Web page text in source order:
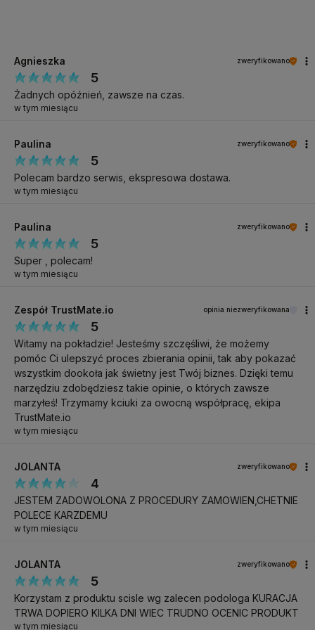
Przeznaczony do pracy zarówno z szablonem, jak i tipsem
Przeznaczenie:
Krótkie, długie i bardzo długie przedłużenia
Uzupełnianie żelu
Utwardzanie naturalnej płytki
Budowa szkieletu przy przedłużaniu
Lampa EXCELLENT PRO MASTER POWER 54W (365nm +
405nm): 60 sekund
Inne lampy UV/LED (365nm + 405nm) lub LED (405nm):
Lampy UV (365nm): 120 sekund
Specyfikacja techniczna:
Twardość: wysoka
Poziom krycia: 0% (transparentny)
Konsystencja: gęsta
Szybkość poziomowania: średnia
Pojemność: 50 g Pełny skład (INCI):
INGREDIENTS: BIS-HEMA POLYNEOPENTYL GLYCOL
ADIPATE/IPDI COPOLYMER, BIS-HEA POLY(1,4-
BUTANEDIOL)-9/IPDI COPOLYMER, TRIMETHYLOLPROPANE
ADIPATE/IPDI COPOLYMER, HEXANEDIOL DIMETHARCYLATE,
HYDROXYCYCLOHEXYL PHENYL KETONE, SILICA DIMETHYL
SILYLATE, ETHYL PHENYL(2,4,6-
TRIMETHYLBENZOYL)PHOSPHINATE, BENZOYL ISOPROPANOL,
Agnieszka zweryfikowano
5
Żadnych opóźnień, zawsze na czas.
w tym miesiącu
Paulina zweryfikowano
5
Polecam bardzo serwis, ekspresowa dostawa.
w tym miesiącu
Paulina zweryfikowano
5
Super , polecam!
w tym miesiącu
Zespół TrustMate.io opinia niezweryfikowana
5
Witamy na pokładzie! Jesteśmy szczęśliwi, że możemy
pomóc Ci ulepszyć proces zbierania opinii, tak aby pokazać
wszystkim dookoła jak świetny jest Twój biznes. Dzięki temu
narzędziu zdobędziesz takie opinie, o których zawsze
marzyłeś! Trzymamy kciuki za owocną współpracę, ekipa
TrustMate.io
w tym miesiącu
JOLANTA zweryfikowano
4
JESTEM ZADOWOLONA Z PROCEDURY ZAMOWIEN,CHETNIE
POLECE KARZDEMU
w tym miesiącu
JOLANTA zweryfikowano
5
Korzystam z produktu scisle wg zalecen podologa KURACJA
TRWA DOPIERO KILKA DNI WIEC TRUDNO OCENIC PRODUKT
w tym miesiącu